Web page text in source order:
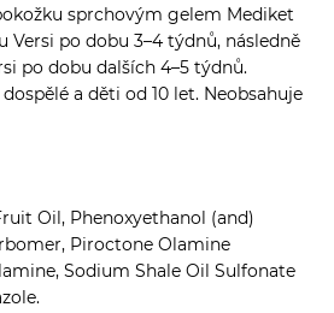
sprchovým gelem Mediket
Versi po dobu 3–4 týdnů, následně
po dobu dalších 4–5 týdnů.
a děti od 10 let. Neobsahuje
Oil, Phenoxyethanol (and)
Piroctone Olamine
Sodium Shale Oil Sulfonate